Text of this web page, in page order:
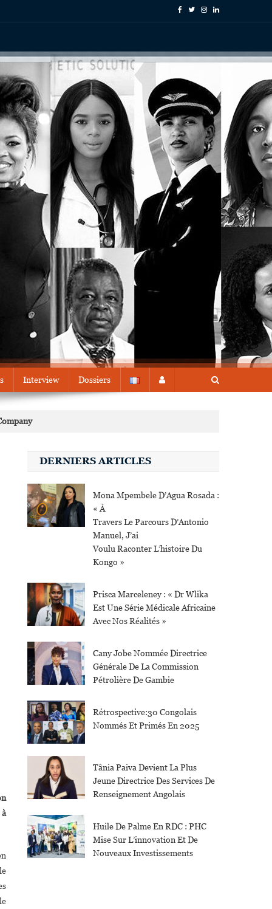
Interview Dossiers
DERNIERS ARTICLES
Mona Mpembele D’Agua Rosada :
« À
Travers Le Parcours D’Antonio
Manuel, J’ai
Voulu Raconter L’histoire Du
Kongo »
Prisca Marceleney : « Dr Wlika
Est Une Série Médicale Africaine
Avec Nos Réalités »
Cany Jobe Nommée Directrice
Générale De La Commission
Pétrolière De Gambie
Rétrospective:30 Congolais
Nommés Et Primés En 2025
Tânia Paiva Devient La Plus
Jeune Directrice Des Services De
Renseignement Angolais
Huile De Palme En RDC : PHC
Mise Sur L’innovation Et De
Nouveaux Investissements